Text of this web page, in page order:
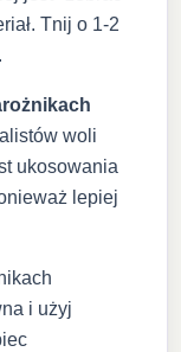
Tnij o 1-2
woli
ukosowania
lepiej
i użyj